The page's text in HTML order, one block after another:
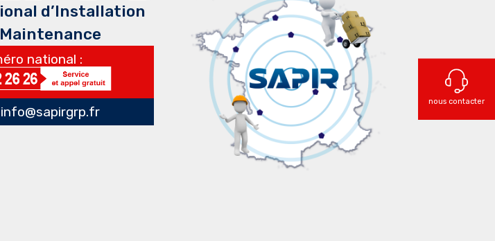
nous contacter
d’Installation
national :
info@sapirgrp.fr